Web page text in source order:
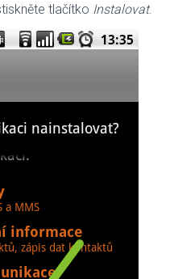
tlačítko Instalovat.